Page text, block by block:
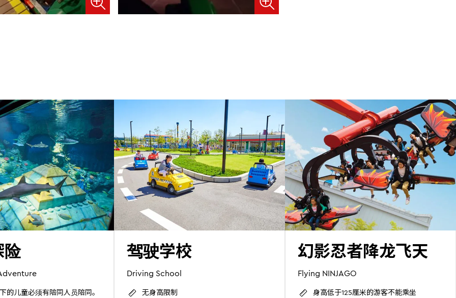
险
的儿童必须有陪同人员陪同。
驾驶学校
Driving School
无身高限制
幻影忍者降龙飞天
Flying NINJAGO
身高低于125厘米的游客不能乘坐